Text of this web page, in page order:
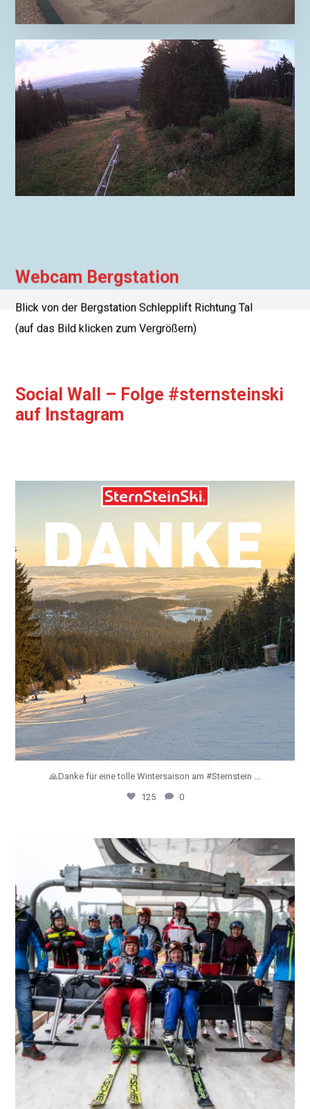
Webcam Bergstation
Blick von der Bergstation Schlepplift Richtung Tal
(auf das Bild klicken zum Vergrößern)
Social Wall – Folge #sternsteinski
auf Instagram
sternsteinski
🙏Danke für eine tolle Wintersaison am #Sternstein
🙏Danke für eine tolle Wintersaison am #Sternstein ...
125 0
sternsteinski
💯Über 100 Skitage am Sternstein 💯
Genau...
Mrz 19